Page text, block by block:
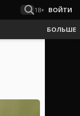
18+ ВОЙТИ
БОЛЬШЕ